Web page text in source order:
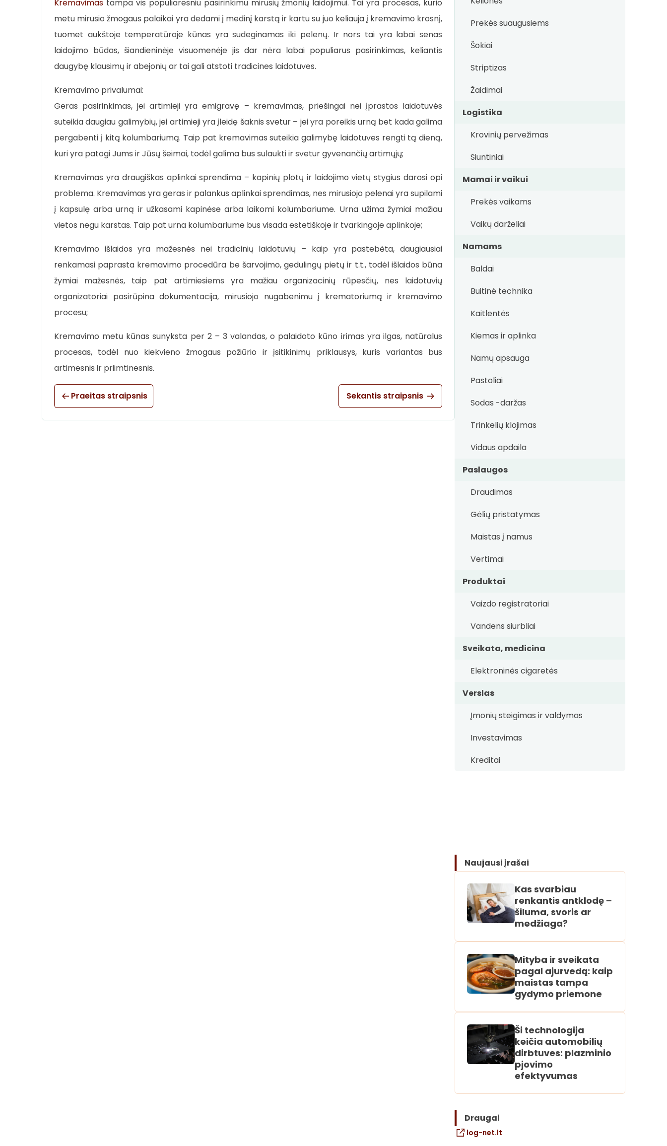
Kremavimas tampa vis populiaresniu pasirinkimu mirusių žmonių laidojimui. Tai yra procesas, kurio
metu mirusio žmogaus palaikai yra dedami į medinį karstą ir kartu su juo keliauja į kremavimo krosnį,
tuomet aukštoje temperatūroje kūnas yra sudeginamas iki pelenų. Ir nors tai yra labai senas
laidojimo būdas, šiandieninėje visuomenėje jis dar nėra labai populiarus pasirinkimas, keliantis
daugybę klausimų ir abejonių ar tai gali atstoti tradicines laidotuves.
Kremavimo privalumai:
Geras pasirinkimas, jei artimieji yra emigravę – kremavimas, priešingai nei įprastos laidotuvės
suteikia daugiau galimybių, jei artimieji yra įleidę šaknis svetur – jei yra poreikis urną bet kada galima
pergabenti į kitą kolumbariumą. Taip pat kremavimas suteikia galimybę laidotuves rengti tą dieną,
kuri yra patogi Jums ir Jūsų šeimai, todėl galima bus sulaukti ir svetur gyvenančių artimųjų;
Kremavimas yra draugiškas aplinkai sprendima – kapinių plotų ir laidojimo vietų stygius darosi opi
problema. Kremavimas yra geras ir palankus aplinkai sprendimas, nes mirusiojo pelenai yra supilami
į kapsulę arba urną ir užkasami kapinėse arba laikomi kolumbariume. Urna užima žymiai mažiau
vietos negu karstas. Taip pat urna kolumbariume bus visada estetiškoje ir tvarkingoje aplinkoje;
Kremavimo išlaidos yra mažesnės nei tradicinių laidotuvių – kaip yra pastebėta, daugiausiai
renkamasi paprasta kremavimo procedūra be šarvojimo, gedulingų pietų ir t.t., todėl išlaidos būna
žymiai mažesnės, taip pat artimiesiems yra mažiau organizacinių rūpesčių, nes laidotuvių
organizatoriai pasirūpina dokumentacija, mirusiojo nugabenimu į krematoriumą ir kremavimo
procesu;
Kremavimo metu kūnas sunyksta per 2 – 3 valandas, o palaidoto kūno irimas yra ilgas, natūralus
procesas, todėl nuo kiekvieno žmogaus požiūrio ir įsitikinimų priklausys, kuris variantas bus
artimesnis ir priimtinesnis.
Praeitas straipsnis Sekantis straipsnis
Prekės suaugusiems
Šokiai
Striptizas
Žaidimai
Logistika
Krovinių pervežimas
Siuntiniai
Mamai ir vaikui
Prekės vaikams
Vaikų darželiai
Namams
Baldai
Buitinė technika
Kaitlentės
Kiemas ir aplinka
Namų apsauga
Pastoliai
Sodas -daržas
Trinkelių klojimas
Vidaus apdaila
Paslaugos
Draudimas
Gėlių pristatymas
Maistas į namus
Vertimai
Produktai
Vaizdo registratoriai
Vandens siurbliai
Sveikata, medicina
Elektroninės cigaretės
Verslas
Įmonių steigimas ir valdymas
Investavimas
Kreditai
Naujausi įrašai
Kas svarbiau
renkantis antklodę –
šiluma, svoris ar
medžiaga?
Mityba ir sveikata
pagal ajurvedą: kaip
maistas tampa
gydymo priemone
Ši technologija
keičia automobilių
dirbtuves: plazminio
pjovimo
efektyvumas
Draugai
log-net.lt